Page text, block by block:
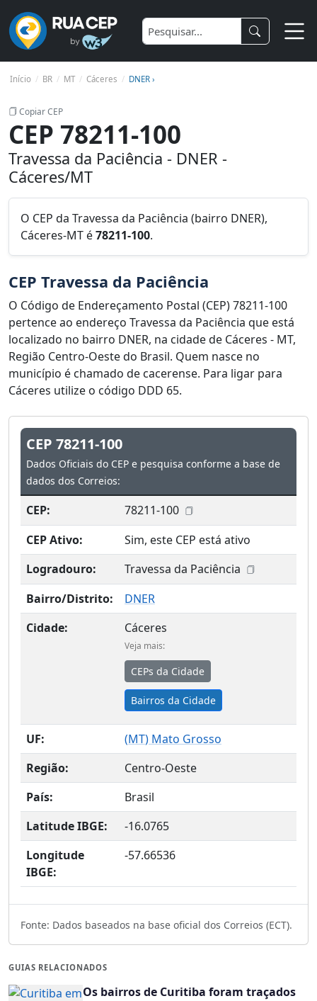
Início BR MT Cáceres DNER ›
Copiar CEP
CEP 78211-100
Travessa da Paciência - DNER -
Cáceres/MT
O CEP da Travessa da Paciência (bairro DNER),
Cáceres-MT é78211-100.
CEP Travessa da Paciência
O Código de Endereçamento Postal (CEP) 78211-100
pertence ao endereço Travessa da Paciência que está
localizado no bairro DNER, na cidade de Cáceres - MT,
Região Centro-Oeste do Brasil. Quem nasce no
município é chamado de cacerense. Para ligar para
Cáceres utilize o código DDD 65.
CEP 78211-100
Dados Oficiais do CEP e pesquisa conforme a base de
dados dos Correios:
CEP:
78211-100
CEP Ativo:
Sim, este CEP está ativo
Logradouro:
Travessa da Paciência
Bairro/Distrito:
DNER
Cidade:
Cáceres
Veja mais:
CEPs da Cidade
Bairros da Cidade
UF: (MT) Mato Grosso
Região:
Centro-Oeste
País:
Brasil
Latitude IBGE:
-16.0765
Longitude
IBGE:
-57.66536
Fonte: Dados baseados na base oficial dos Correios (ECT).
GUIAS RELACIONADOS
Os bairros de Curitiba foram traçados